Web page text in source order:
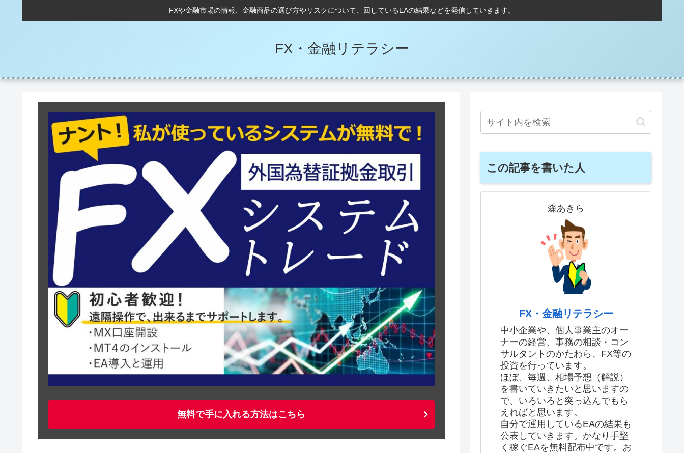
FXや金融市場の情報、金融商品の選び方やリスクについて、回しているEAの結果などを発信していきます。
FX・金融リテラシー
無料で手に入れる方法はこちら
この記事を書いた人
森あきら
FX・金融リテラシー
中小企業や、個人事業主のオー
ナーの経営、事務の相談・コン
サルタントのかたわら、FX等の
投資を行っています。
ほぼ、毎週、相場予想（解説）
を書いていきたいと思いますの
で、いろいろと突っ込んでもら
えればと思います。
自分で運用しているEAの結果も
公表していきます。かなり手堅
く稼ぐEAを無料配布中です。お